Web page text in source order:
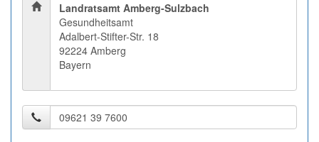
Landratsamt Amberg-Sulzbach
Gesundheitsamt
Adalbert-Stifter-Str. 18
92224 Amberg
Bayern